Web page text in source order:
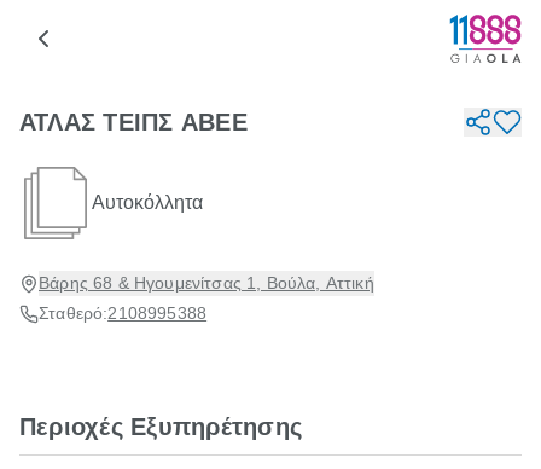
ΑΤΛΑΣ ΤΕΙΠΣ ABEE
Αυτοκόλλητα
Βάρης 68 & Ηγουμενίτσας 1, Βούλα, Αττική
Σταθερό:2108995388
Περιοχές Εξυπηρέτησης